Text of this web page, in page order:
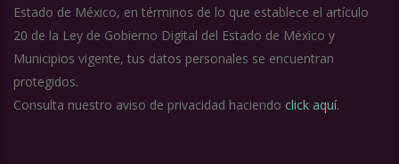
Estado de México, en términos de lo que establece el artículo
20 de la Ley de Gobierno Digital del Estado de México y
Municipios vigente, tus datos personales se encuentran
protegidos.
Consulta nuestro aviso de privacidad haciendo click aquí.